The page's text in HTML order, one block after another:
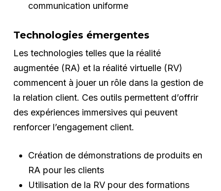
communication uniforme
Technologies émergentes
Les technologies telles que la réalité
augmentée (RA) et la réalité virtuelle (RV)
commencent à jouer un rôle dans la gestion de
la relation client. Ces outils permettent d’offrir
des expériences immersives qui peuvent
renforcer l’engagement client.
Création de démonstrations de produits en
RA pour les clients
Utilisation de la RV pour des formations